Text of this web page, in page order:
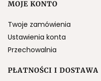
MOJE KONTO
Twoje zamówienia
Ustawienia konta
Przechowalnia
PŁATNOŚCI I DOSTAWA